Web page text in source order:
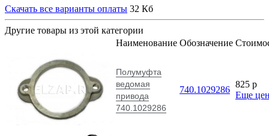
Скачать все варианты оплаты 32 Кб
Другие товары из этой категории
Наименование Обозначение
Полумуфта
ведомая
привода
740.1029286
740.1029286
825 p
Еще